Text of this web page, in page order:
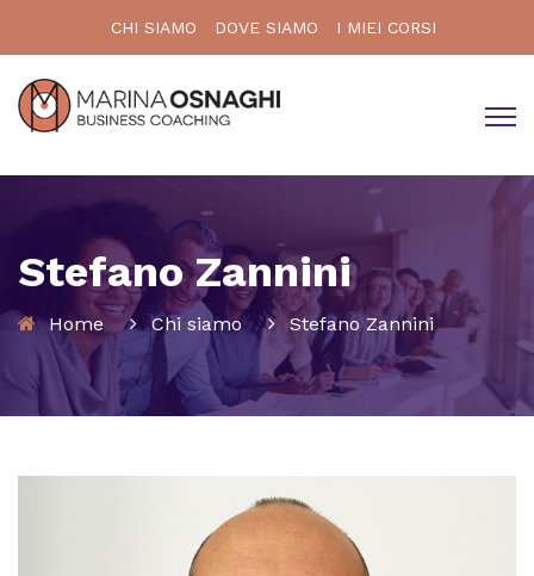
CHI SIAMO DOVE SIAMO I MIEI CORSI
Stefano Zannini
Home Chi siamo Stefano Zannini